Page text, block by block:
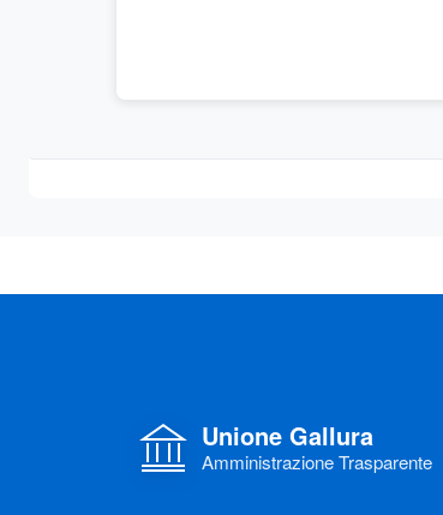
Unione Gallura
Amministrazione Trasparente